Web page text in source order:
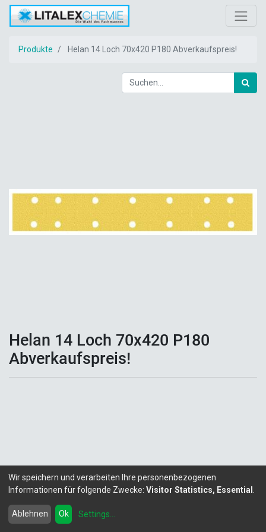
Produkte Helan 14 Loch 70x420 P180 Abverkaufspreis!
Helan 14 Loch 70x420 P180
Abverkaufspreis!
Powered by
- Die #1
Wir speichern und verarbeiten Ihre personenbezogenen
Informationen für folgende Zwecke: Visitor Statistics, Essential
Ablehnen Ok Settings...